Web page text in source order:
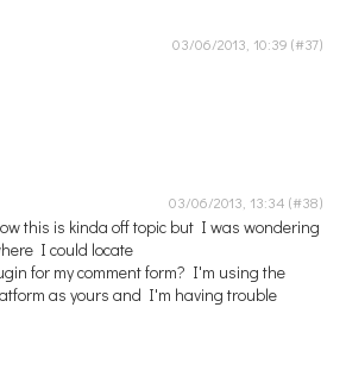
03/06/2013, 10:39
03/06/2013, 13:34
this is kinda off topic but I was wondering
I could locate
for my comment form? I'm using the
as yours and I'm having trouble